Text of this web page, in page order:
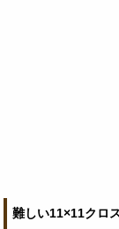
難しい11×11クロ